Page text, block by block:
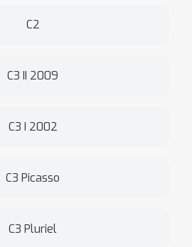
C2
C3 II 2009
C3 I 2002
C3 Picasso
C3 Pluriel